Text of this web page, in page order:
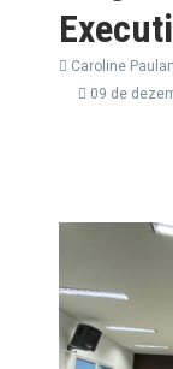
Caroline
09 de